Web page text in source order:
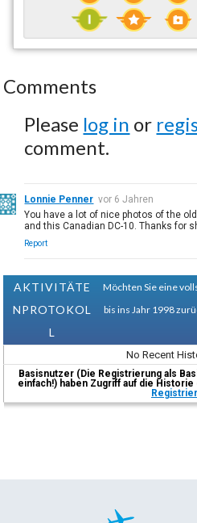
Comments
Please log in or
comment.
Lonnie Penner vor 6 Jahren
You have a lot of nice photos of the
and this Canadian DC-10. Thanks for
Report
AKTIVITÄTE
NPROTOKOL
L
Möchten Sie eine
bis ins Jahr 1998
No Recent
Basisnutzer (Die Registrierung als
einfach!) haben Zugriff auf die